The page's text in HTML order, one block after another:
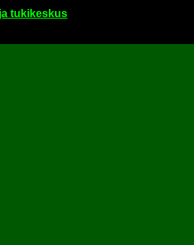
tu­ki­kes­kus